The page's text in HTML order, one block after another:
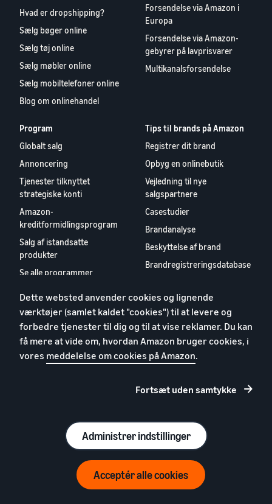
Hvad er dropshipping?
Sælg bøger online
Sælg tøj online
Sælg møbler online
Sælg mobiltelefoner online
Blog om onlinehandel
Forsendelse via Amazon i
Europa
Forsendelse via Amazon-
gebyrer på lavprisvarer
Multikanalsforsendelse
Program
Globalt salg
Annoncering
Tjenester tilknyttet
strategiske konti
Amazon-
kreditformidlingsprogram
Salg af istandsatte
produkter
Se alle programmer
Tips til brands på Amazon
Registrer dit brand
Opbyg en onlinebutik
Vejledning til nye
salgspartnere
Casestudier
Brandanalyse
Beskyttelse af brand
Brandregistreringsdatabase
Ressourcer
Seller Central
Seller University
Arrangementer og
webinarer
salgspartnerrapport 2024
Dette websted anvender cookies og lignende
værktøjer (samlet kaldet "cookies") til at levere og
forbedre tjenester til dig og til at vise reklamer. Du kan
få mere at vide om, hvordan Amazon bruger cookies, i
vores meddelelse om cookies på Amazon.
Fortsæt uden samtykke
Administrer indstillinger
Acceptér alle cookies